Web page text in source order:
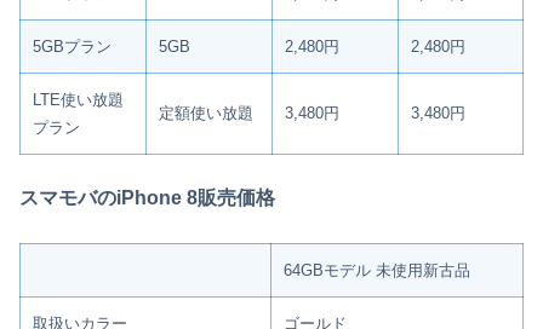
5GBプラン 5GB 2,480円 2,480円
LTE使い放題
プラン
定額使い放題 3,480円 3,480円
スマモバのiPhone 8販売価格
64GBモデル 未使用新古品
取扱いカラー ゴールド